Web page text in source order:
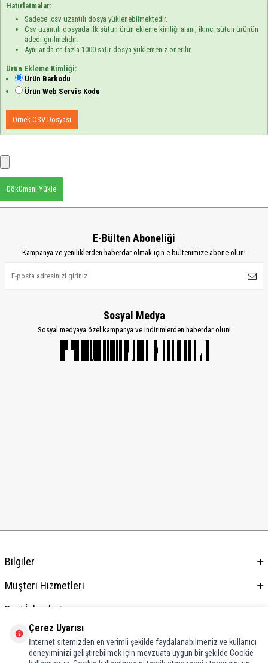
Hatırlatmalar:
Sadece .csv uzantılı dosya yüklenebilmektedir.
Csv uzantılı dosyada ilk sütun ürün ekleme kimliği alanı, ikinci sütun ürünün
adedi girilmelidir.
Aynı anda en fazla 1000 satır dosya yüklemeniz önerilir.
Ürün Ekleme Kimliği:
Ürün Barkodu
Ürün Web Servis Kodu
Örnek CSV Dosyası
Dökümanı Yükle
E-Bülten Aboneliği
Kampanya ve yeniliklerden haberdar olmak için e-bültenimize abone olun!
Sosyal Medya
Sosyal medyaya özel kampanya ve indirimlerden haberdar olun!
Bilgiler
Müşteri Hizmetleri
Bayi İşlemleri
Adres & İletişim
Çerez Uyarısı
İnternet sitemizden en verimli şekilde faydalanabilmeniz ve kullanıcı
deneyiminizi geliştirebilmek için mevzuata uygun bir şekilde Cookie